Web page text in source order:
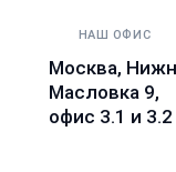
НАШ ОФИС
Москва,
Масловка 9,
офис 3.1 и 3.2